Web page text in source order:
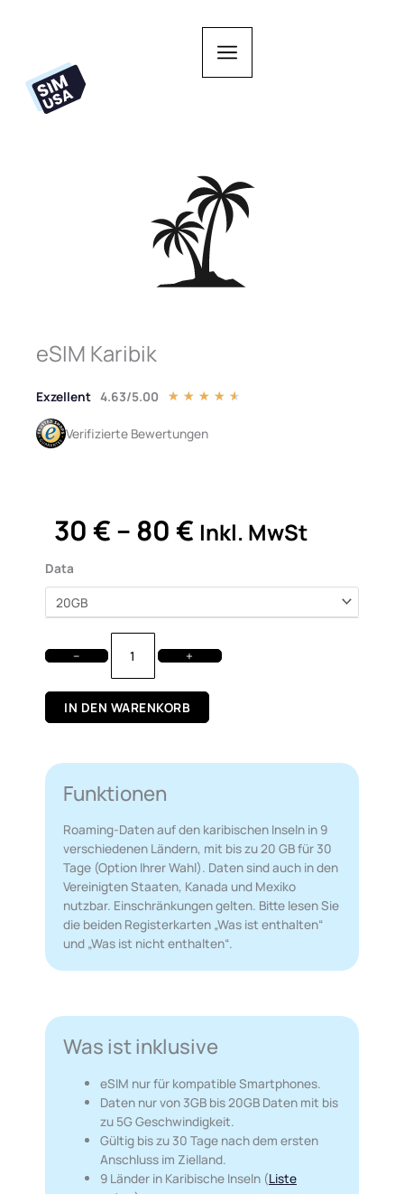
eSIM Karibik
Exzellent 4.63/5.00 ★ ★ ★ ★ ★
Verifizierte Bewertungen
30€–80€ Preisspanne:
30 €
80 €
Inkl. MwSt
Data
−
Karibik
+
IN DEN WARENKORB
Funktionen
Roaming-Daten auf den karibischen Inseln in 9
verschiedenen Ländern, mit bis zu 20 GB für 30
Tage (Option Ihrer Wahl). Daten sind auch in den
Vereinigten Staaten, Kanada und Mexiko
nutzbar. Einschränkungen gelten. Bitte lesen Sie
die beiden Registerkarten „Was ist enthalten“
und „Was ist nicht enthalten“.
Was ist inklusive
eSIM nur für kompatible Smartphones.
Daten nur von 3GB bis 20GB Daten mit bis
zu 5G Geschwindigkeit.
Gültig bis zu 30 Tage nach dem ersten
Anschluss im Zielland.
9 Länder in Karibische Inseln (Liste